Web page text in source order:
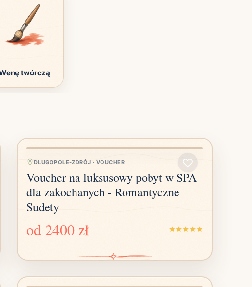
twórczą
DŁUGOPOLE-ZDRÓJ · VOUCHER
Voucher na luksusowy pobyt w SPA
dla zakochanych - Romantyczne
Sudety
od 2400 zł